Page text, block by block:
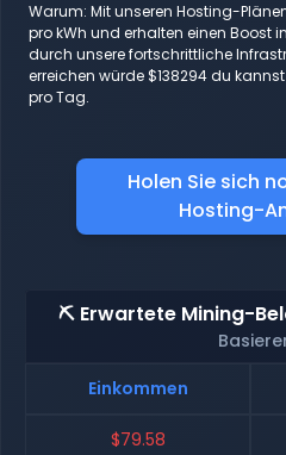
Warum: Mit unseren Hosting-
pro kWh und erhalten einen Boost
durch unsere fortschrittliche
erreichen würde $138294 du
pro Tag.
Holen Sie sich
Hosting-
⛏️ Erwartete Mining-
Einkommen
$79.58